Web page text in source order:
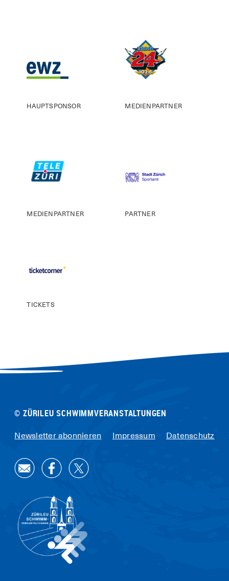
HAUPTSPONSOR MEDIENPARTNER
MEDIENPARTNER PARTNER
TICKETS
© ZÜRILEU SCHWIMMVERANSTALTUNGEN
Newsletter abonnieren Impressum Datenschutz